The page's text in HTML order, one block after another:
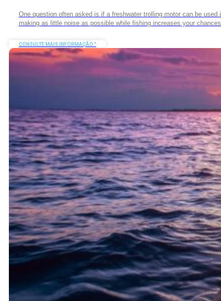
One question often asked is if a freshwater trolling motor can be
making as little noise as possible while fishing increases your
CONSULTE MAIS INFORMAÇÃO "